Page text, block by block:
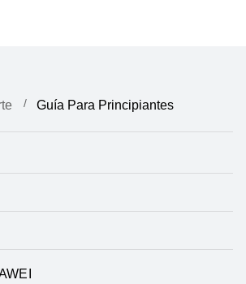
Guía Para Principiantes